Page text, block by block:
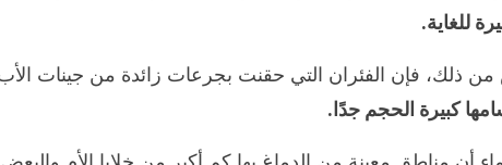
للغاية.
ذلك، فإن الفئران التي حقنت بجرعات زائدة من جينات
كبيرة الحجم جدًا.